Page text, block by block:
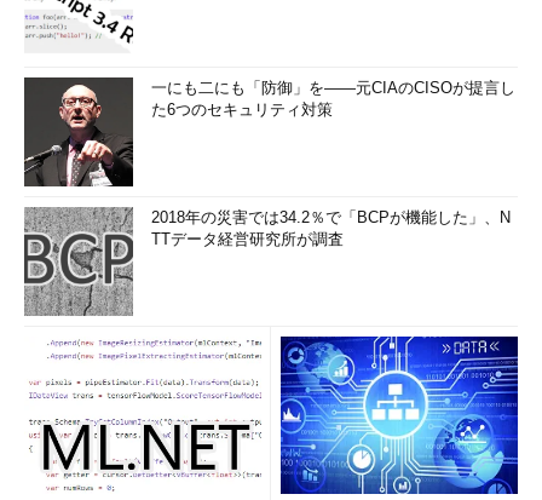
きたい。Windows Server 2003、Windows Server 2003 R2、
Windows Server 2008のいずれかのOSをクリーン・インストー
導入方法については以下の記事などを参照していただきたい。
改訂 管理者のためのActive Directory入門（Windows
Server 2003対応改訂版）
TIPS「Active Directoryドメインを構築する（基本編）」
今回導入するActive Directoryの設定は次のとおりである。
目
サー
exchange-sv01
ドメ
イン
名
example.co.jp
一にも二にも「防御」を――元CIAのCISOが提言し
た6つのセキュリティ対策
2018年の災害では34.2％で「BCPが機能した」、N
TTデータ経営研究所が調査